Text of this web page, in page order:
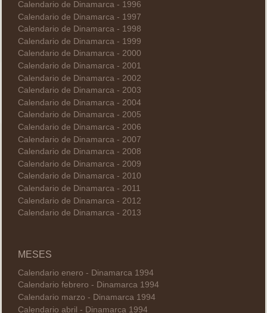
Calendario de Dinamarca - 1996
Calendario de Dinamarca - 1997
Calendario de Dinamarca - 1998
Calendario de Dinamarca - 1999
Calendario de Dinamarca - 2000
Calendario de Dinamarca - 2001
Calendario de Dinamarca - 2002
Calendario de Dinamarca - 2003
Calendario de Dinamarca - 2004
Calendario de Dinamarca - 2005
Calendario de Dinamarca - 2006
Calendario de Dinamarca - 2007
Calendario de Dinamarca - 2008
Calendario de Dinamarca - 2009
Calendario de Dinamarca - 2010
Calendario de Dinamarca - 2011
Calendario de Dinamarca - 2012
Calendario de Dinamarca - 2013
MESES
Calendario enero - Dinamarca 1994
Calendario febrero - Dinamarca 1994
Calendario marzo - Dinamarca 1994
Calendario abril - Dinamarca 1994